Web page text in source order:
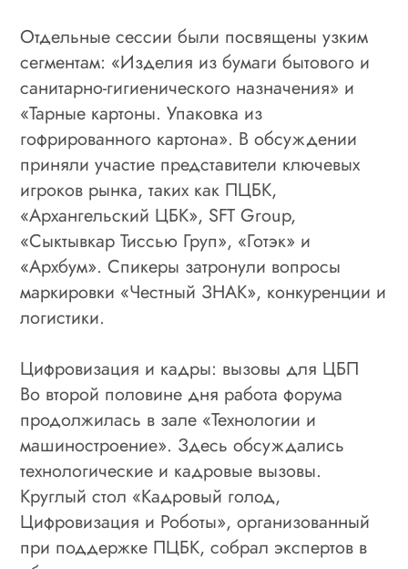
Отдельные сессии были посвящены узким
сегментам: «Изделия из бумаги бытового и
санитарно-гигиенического назначения» и
«Тарные картоны. Упаковка из
гофрированного картона». В обсуждении
приняли участие представители ключевых
игроков рынка, таких как ПЦБК,
«Архангельский ЦБК», SFT Group,
«Сыктывкар Тиссью Груп», «Готэк» и
«Архбум». Спикеры затронули вопросы
маркировки «Честный ЗНАК», конкуренции и
логистики.
Цифровизация и кадры: вызовы для ЦБП
Во второй половине дня работа форума
продолжилась в зале «Технологии и
машиностроение». Здесь обсуждались
технологические и кадровые вызовы.
Круглый стол «Кадровый голод,
Цифровизация и Роботы», организованный
при поддержке ПЦБК, собрал экспертов в